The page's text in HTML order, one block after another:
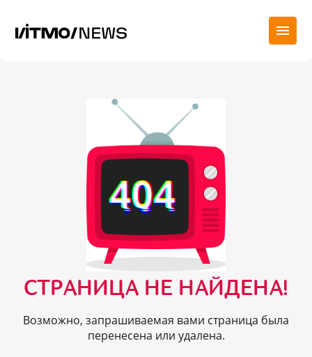
СТРАНИЦА НЕ НАЙДЕНА!
Возможно, запрашиваемая вами страница была
перенесена или удалена.